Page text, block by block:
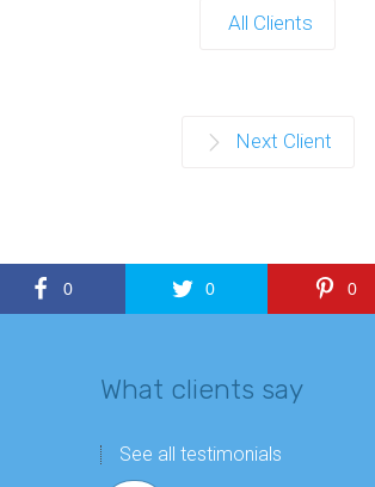
All Clients
Next Client
0 0 0
What clients say
See all testimonials